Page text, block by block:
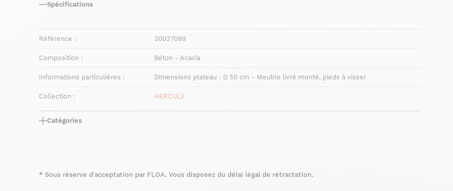
Spécifications
Référence : 30027099
Composition : Béton - Acacia
Informations particulières : Dimensions plateau : D 50 cm - Meuble livré monté, pieds à visser
Collection : HERCULE
Catégories
* Sous réserve d'acceptation par FLOA. Vous disposez du délai légal de rétractation.